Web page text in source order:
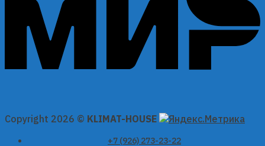
Copyright 2026 © KLIMAT-HOUSE
+7 (926) 273-23-22